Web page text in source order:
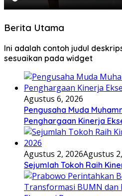
Berita Utama
Ini adalah contoh judul
sesuaikan pada widget
Agustus 6, 2026
Pengusaha Muda
Penghargaan Kinerja
Agustus 2, 2026Agustus
Sejumlah Tokoh Raih